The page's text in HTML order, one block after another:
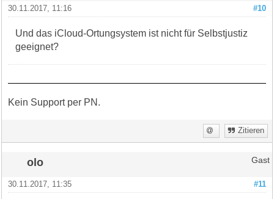
#10
30.11.2017, 11:16
Und das iCloud-Ortungsystem ist nicht für Selbstjustiz
geeignet?
Kein Support per PN.
Zitieren
olo Gast
#11
30.11.2017, 11:35